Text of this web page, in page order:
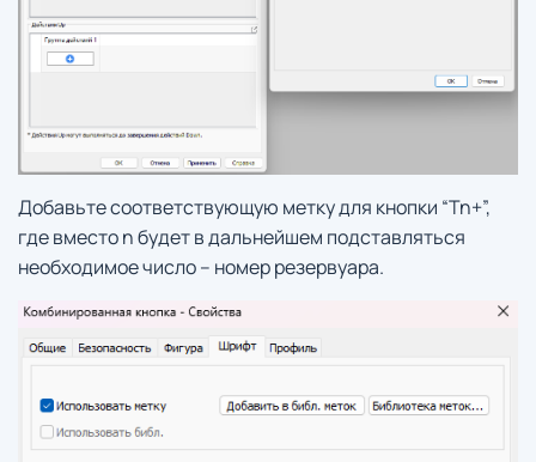
Добавьте соответствующую метку для кнопки “Tn+”,
где вместо n будет в дальнейшем подставляться
необходимое число – номер резервуара.